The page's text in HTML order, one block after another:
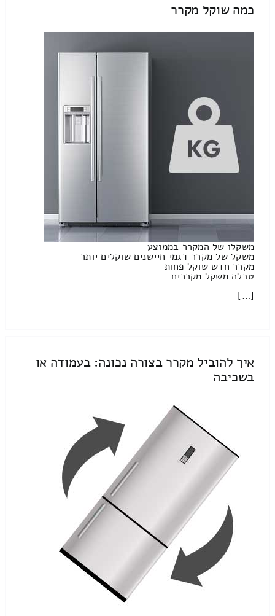
כמה שוקל מקרר
משקלו של המקרר בממוצע
משקל של מקרר דגמי חיישנים שוקלים יותר
מקרר חדש שוקל פחות
טבלה משקל מקררים
[…]
איך להוביל מקרר בצורה נכונה: בעמודה או
בשכיבה